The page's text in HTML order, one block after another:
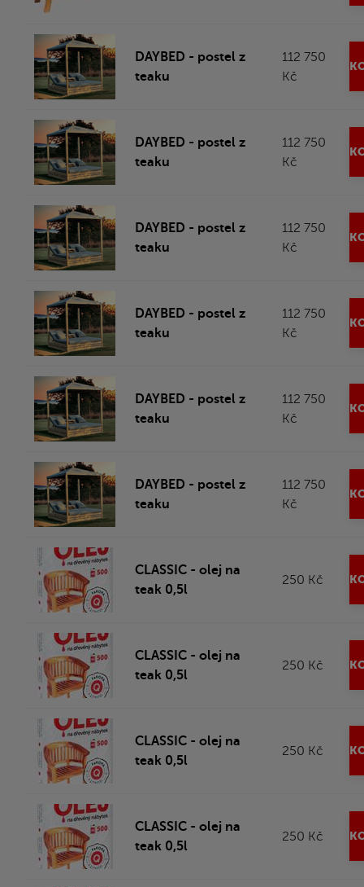
DAYBED - postel z
teaku
112 750
Kč
DAYBED - postel z
teaku
112 750
Kč
DAYBED - postel z
teaku
112 750
Kč
DAYBED - postel z
teaku
112 750
Kč
DAYBED - postel z
teaku
112 750
Kč
DAYBED - postel z
teaku
112 750
Kč
CLASSIC - olej na
teak 0,5l
250 Kč
CLASSIC - olej na
teak 0,5l
250 Kč
CLASSIC - olej na
teak 0,5l
250 Kč
CLASSIC - olej na
teak 0,5l
250 Kč